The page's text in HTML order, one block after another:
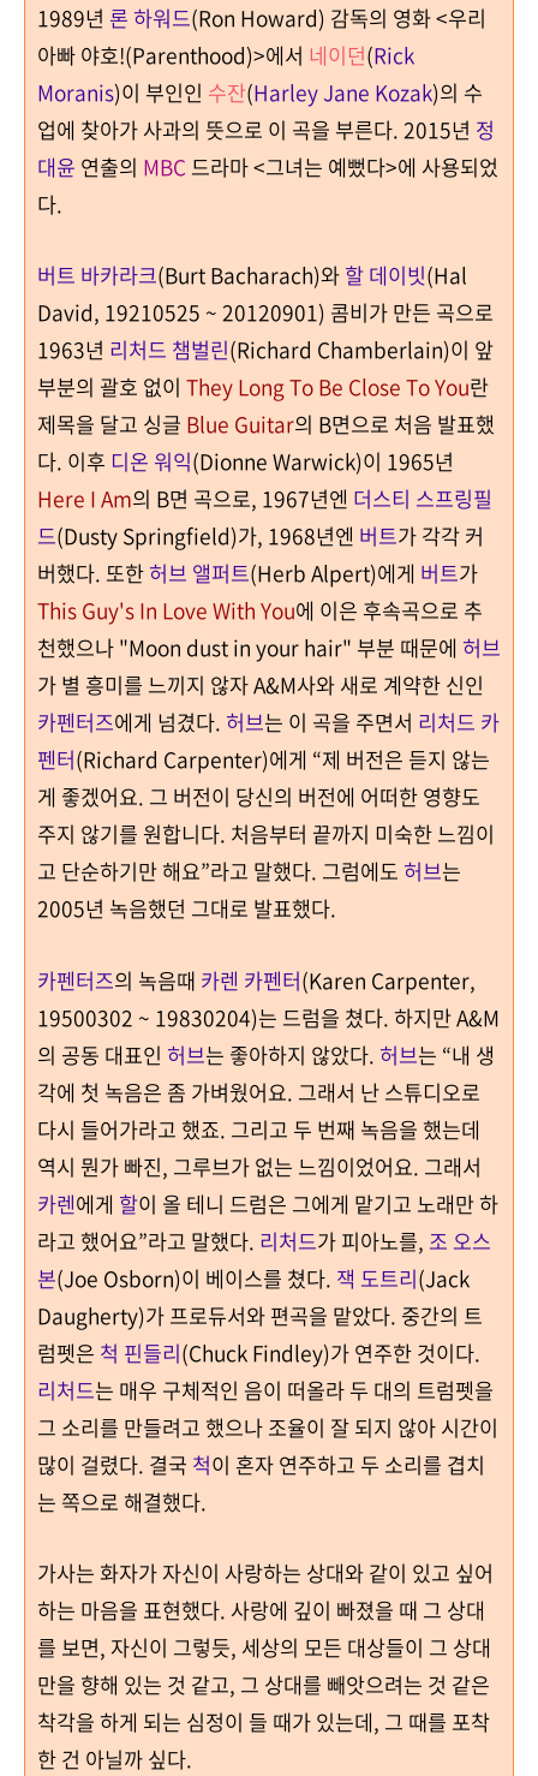
1989년 론 하워드(Ron Howard) 감독의 영화<우리
아빠 야호!(Parenthood)>에서 네이던(Rick
Moranis)이 부인인 수잔(Harley Jane Kozak)의 수
업에 찾아가 사과의 뜻으로 이 곡을 부른다. 2015년 정
대윤 연출의 MBC드라마 <그녀는 예뻤다>에 사용되었
다.
버트 바카라크(Burt Bacharach)와할 데이빗(Hal
David, 19210525 ~ 20120901) 콤비가 만든 곡으로
1963년 리처드 챔벌린(Richard Chamberlain)이 앞
부분의 괄호 없이 They Long To Be Close To You란
제목을 달고 싱글 Blue Guitar의 B면으로 처음 발표했
다. 이후 디온 워익(Dionne Warwick)이 1965년
Here I Am의 B면 곡으로, 1967년엔 더스티 스프링필
드(Dusty Springfield)가, 1968년엔 버트가 각각 커
버했다. 또한허브 앨퍼트(Herb Alpert)에게 버트가
This Guy's In Love With You에 이은 후속곡으로 추
천했으나"Moon dust in your hair" 부분 때문에 허브
가 별 흥미를 느끼지 않자A&M사와 새로 계약한 신인
카펜터즈에게 넘겼다. 허브는 이 곡을 주면서 리처드 카
펜터(Richard Carpenter)에게 “제 버전은 듣지 않는
게 좋겠어요. 그 버전이 당신의 버전에 어떠한 영향도
주지 않기를 원합니다. 처음부터 끝까지 미숙한 느낌이
고 단순하기만 해요”라고 말했다. 그럼에도 허브는
2005년 녹음했던 그대로 발표했다.
카펜터즈의 녹음때 카렌 카펜터(Karen Carpenter,
19500302 ~ 19830204)는 드럼을 쳤다.하지만 A&M
의 공동 대표인 허브는 좋아하지 않았다. 허브는 “내 생
각에 첫 녹음은 좀 가벼웠어요. 그래서 난 스튜디오로
다시 들어가라고 했죠. 그리고 두 번째 녹음을 했는데
역시 뭔가 빠진, 그루브가 없는 느낌이었어요. 그래서
카렌에게 할이 올 테니 드럼은 그에게 맡기고 노래만 하
라고 했어요”라고 말했다. 리처드가 피아노를, 조 오스
본(Joe Osborn)이 베이스를 쳤다. 잭 도트리(Jack
Daugherty)가 프로듀서와 편곡을 맡았다. 중간의 트
럼펫은 척 핀들리(Chuck Findley)가 연주한 것이다.
리처드는 매우 구체적인 음이 떠올라 두 대의 트럼펫을
그 소리를 만들려고 했으나 조율이 잘 되지 않아 시간이
많이 걸렸다. 결국 척이 혼자 연주하고 두 소리를 겹치
는 쪽으로 해결했다.
가사는 화자가 자신이 사랑하는 상대와 같이 있고 싶어
하는 마음을 표현했다. 사랑에 깊이 빠졌을 때 그 상대
를 보면, 자신이 그렇듯, 세상의 모든 대상들이 그 상대
만을 향해 있는 것 같고, 그 상대를 빼앗으려는 것 같은
착각을 하게 되는 심정이 들 때가 있는데, 그 때를 포착
한 건 아닐까 싶다.